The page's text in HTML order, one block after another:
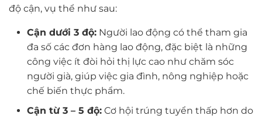
độ cận, vụ thể như sau:
Cận dưới 3 độ:Người lao động có thể tham gia
đa số các đơn hàng lao động, đặc biệt là những
công việc ít đòi hỏi thị lực cao như chăm sóc
người già, giúp việc gia đình, nông nghiệp hoặc
chế biến thực phẩm.
Cận từ 3 – 5 độ:Cơ hội trúng tuyển thấp hơn do